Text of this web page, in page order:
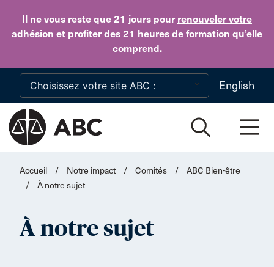
Il ne vous reste que 21 jours pour renouveler votre
adhésion et profiter des 21 heures de formation qu’elle
comprend.
Skip to main content
English
Accueil / Notre impact / Comités /
ABC Bien-être
/
À notre sujet
À notre sujet